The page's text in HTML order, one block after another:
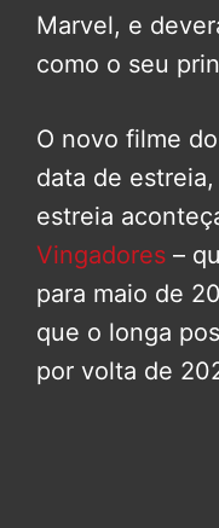
Marvel, e
como o seu
O novo filme
data de
estreia
Vingadores –
para maio de
que o longa
por volta de